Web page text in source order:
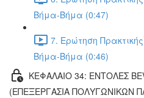
Βήμα-Βήμα (0:47)
7. Ερώτηση
Βήμα-Βήμα (0:46)
ΚΕΦΑΛΑΙΟ 34: ΕΝΤΟΛΕΣ
(ΕΠΕΞΕΡΓΑΣΙΑ ΠΟΛΥΓΩΝΙΚΩΝ